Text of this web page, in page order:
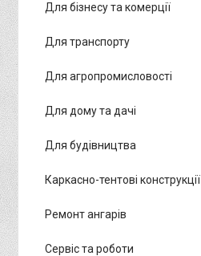
Для бізнесу та комерції
Для транспорту
Для агропромисловості
Для дому та дачі
Для будівництва
Каркасно-тентові конструкції
Ремонт ангарів
Сервіс та роботи